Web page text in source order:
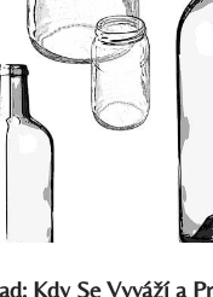
Kdy Se Vyváží a